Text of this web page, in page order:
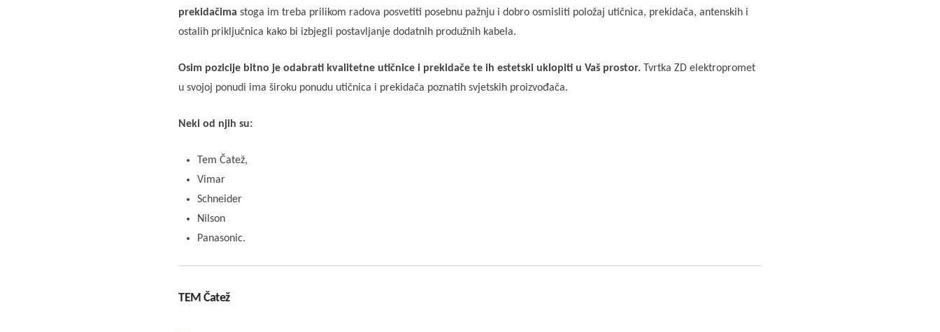
prekidačima stoga im treba prilikom radova posvetiti posebnu pažnju i dobro osmisliti položaj utičnica, prekidača, antenskih i
ostalih priključnica kako bi izbjegli postavljanje dodatnih produžnih kabela.
Osim pozicije bitno je odabrati kvalitetne utičnice i prekidače te ih estetski uklopiti u Vaš prostor. Tvrtka ZD elektropromet
u svojoj ponudi ima široku ponudu utičnica i prekidača poznatih svjetskih proizvođača.
Neki od njih su:
Tem Čatež,
Vimar
Schneider
Nilson
Panasonic.
TEM Čatež